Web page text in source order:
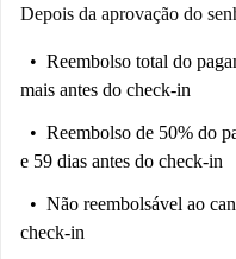
Depois da aprovação do
Reembolso total do
mais antes do check-in
Reembolso de 50% do
e 59 dias antes do check-in
Não reembolsável ao
check-in